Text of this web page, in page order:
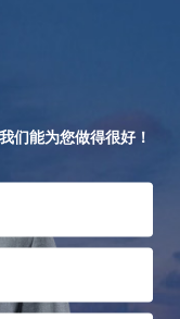
们能为您做得很好！